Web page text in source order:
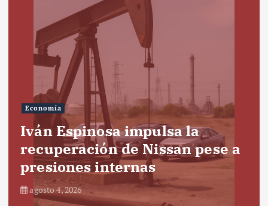
Economía
Iván Espinosa impulsa la
recuperación de Nissan pese a
presiones internas
agosto 4, 2026